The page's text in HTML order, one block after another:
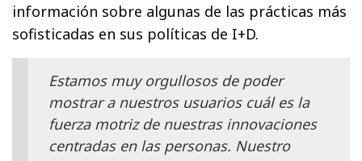
información sobre algunas de las prácticas más
sofisticadas en sus políticas de I+D.
Estamos muy orgullosos de poder
mostrar a nuestros usuarios cuál es la
fuerza motriz de nuestras innovaciones
centradas en las personas. Nuestro